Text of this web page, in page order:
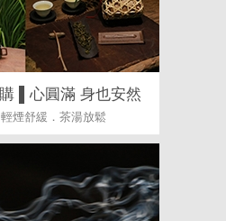
▌心圓滿 身也安然
煙舒緩．茶湯放鬆